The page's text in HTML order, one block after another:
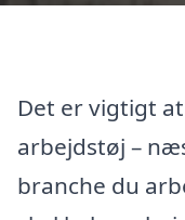
Det er vigtigt
arbejdstøj –
branche du